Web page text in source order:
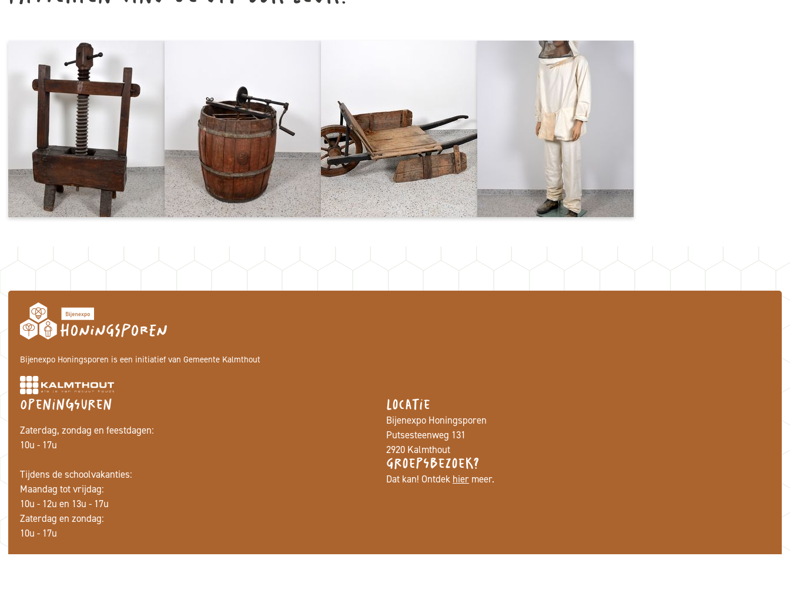
Bijenexpo Honingsporen is een initiatief van Gemeente Kalmthout
Openingsuren
Zaterdag, zondag en feestdagen:
10u - 17u
Tijdens de schoolvakanties:
Maandag tot vrijdag:
10u - 12u en 13u - 17u
Zaterdag en zondag:
10u - 17u
Locatie
Bijenexpo Honingsporen
Putsesteenweg 131
2920 Kalmthout
Groepsbezoek?
Dat kan! Ontdek hier meer.